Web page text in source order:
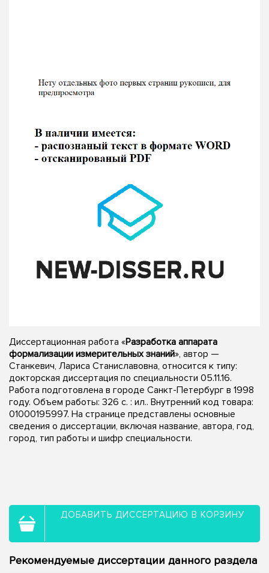
Диссертационная работа «Разработка аппарата
формализации измерительных знаний», автор —
Станкевич, Лариса Станиславовна, относится к типу:
докторская диссертация по специальности 05.11.16.
Работа подготовлена в городе Санкт-Петербург в 1998
году. Объем работы: 326 с. : ил.. Внутренний код товара:
01000195997. На странице представлены основные
сведения о диссертации, включая название, автора, год,
город, тип работы и шифр специальности.
ДОБАВИТЬ ДИССЕРТАЦИЮ В КОРЗИНУ
Рекомендуемые диссертации данного раздела